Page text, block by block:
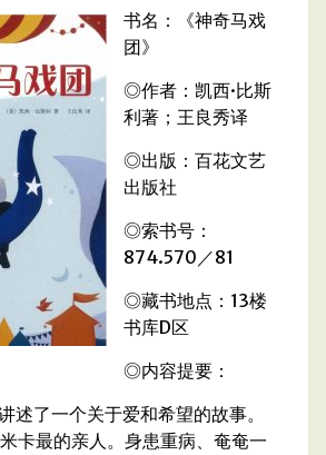
书名：《神奇马戏
团》
◎作者：凯西·比斯
利著；王良秀译
◎出版：百花文艺
出版社
◎索书号：
874.570／81
◎藏书地点：13楼
书库D区
◎内容提要：
述了一个关于爱和希望的故事。
卡最的亲人。身患重病、奄奄一